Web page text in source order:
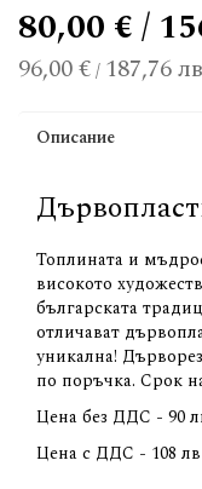
96,00 €/ 187,76
80,00 € /
Описание
Топлината и
високото
българската
отличават
уникална!
по поръчка. Срок
Цена без ДДС - 90
Цена с ДДС - 108 лв